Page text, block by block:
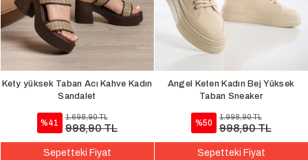
Kety yüksek Taban Acı Kahve Kadın
Sandalet
%41
1.698,90 TL
998,90 TL
Sepetteki Fiyat
Angel Keten Kadın Bej Yüksek
Taban Sneaker
%50
1.998,90 TL
998,90 TL
Sepetteki Fiyat